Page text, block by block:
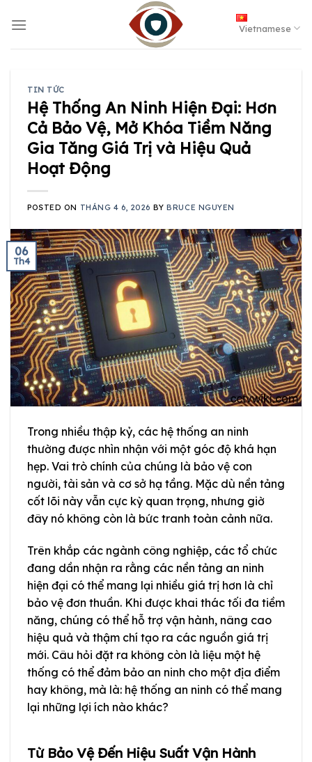
Vietnamese
TIN TỨC
Hệ Thống An Ninh Hiện Đại: Hơn
Cả Bảo Vệ, Mở Khóa Tiềm Năng
Gia Tăng Giá Trị và Hiệu Quả
Hoạt Động
POSTED ON THÁNG 4 6, 2026 BYBRUCE NGUYEN
06
Th4
Trong nhiều thập kỷ, các hệ thống an ninh
thường được nhìn nhận với một góc độ khá hạn
hẹp. Vai trò chính của chúng là bảo vệ con
người, tài sản và cơ sở hạ tầng. Mặc dù nền tảng
cốt lõi này vẫn cực kỳ quan trọng, nhưng giờ
đây nó không còn là bức tranh toàn cảnh nữa.
Trên khắp các ngành công nghiệp, các tổ chức
đang dần nhận ra rằng các nền tảng an ninh
hiện đại có thể mang lại nhiều giá trị hơn là chỉ
bảo vệ đơn thuần. Khi được khai thác tối đa tiềm
năng, chúng có thể hỗ trợ vận hành, nâng cao
hiệu quả và thậm chí tạo ra các nguồn giá trị
mới. Câu hỏi đặt ra không còn là liệu một hệ
thống có thể đảm bảo an ninh cho một địa điểm
hay không, mà là: hệ thống an ninh có thể mang
lại những lợi ích nào khác?
Từ Bảo Vệ Đến Hiệu Suất Vận Hành